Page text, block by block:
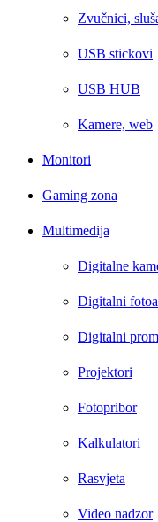
Zvučnici,
USB stickovi
USB HUB
Kamere, web
Monitori
Gaming zona
Multimedija
Digitalne
Digitalni
Digitalni
Projektori
Fotopribor
Kalkulatori
Rasvjeta
Video nadzor